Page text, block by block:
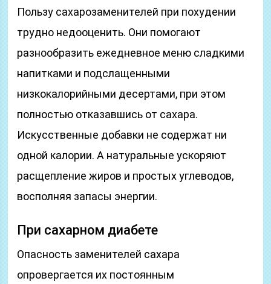
Пользу сахарозаменителей при похудении
трудно недооценить. Они помогают
разнообразить ежедневное меню сладкими
напитками и подслащенными
низкокалорийными десертами, при этом
полностью отказавшись от сахара.
Искусственные добавки не содержат ни
одной калории. А натуральные ускоряют
расщепление жиров и простых углеводов,
восполняя запасы энергии.
При сахарном диабете
Опасность заменителей сахара
опровергается их постоянным